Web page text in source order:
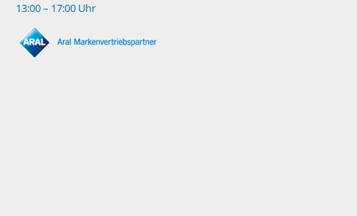
13:00 – 17:00 Uhr